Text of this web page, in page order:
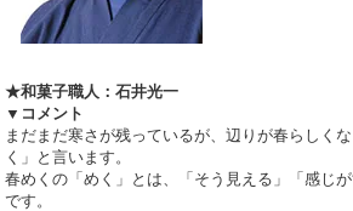
★和菓子職人：石井光一
▼コメント
まだまだ寒さが残っているが、辺りが春らしく
く」と言います。
春めくの「めく」とは、「そう見える」「感じ
です。